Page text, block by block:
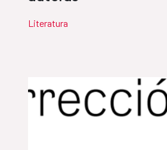
Literatura